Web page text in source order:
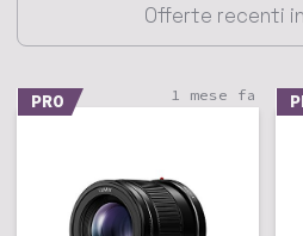
Offerte recenti
PRO 1 mese fa